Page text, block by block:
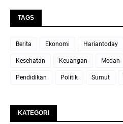
TAGS
Berita Ekonomi Hariantoday
Kesehatan Keuangan Medan
Pendidikan Politik Sumut
KATEGORI